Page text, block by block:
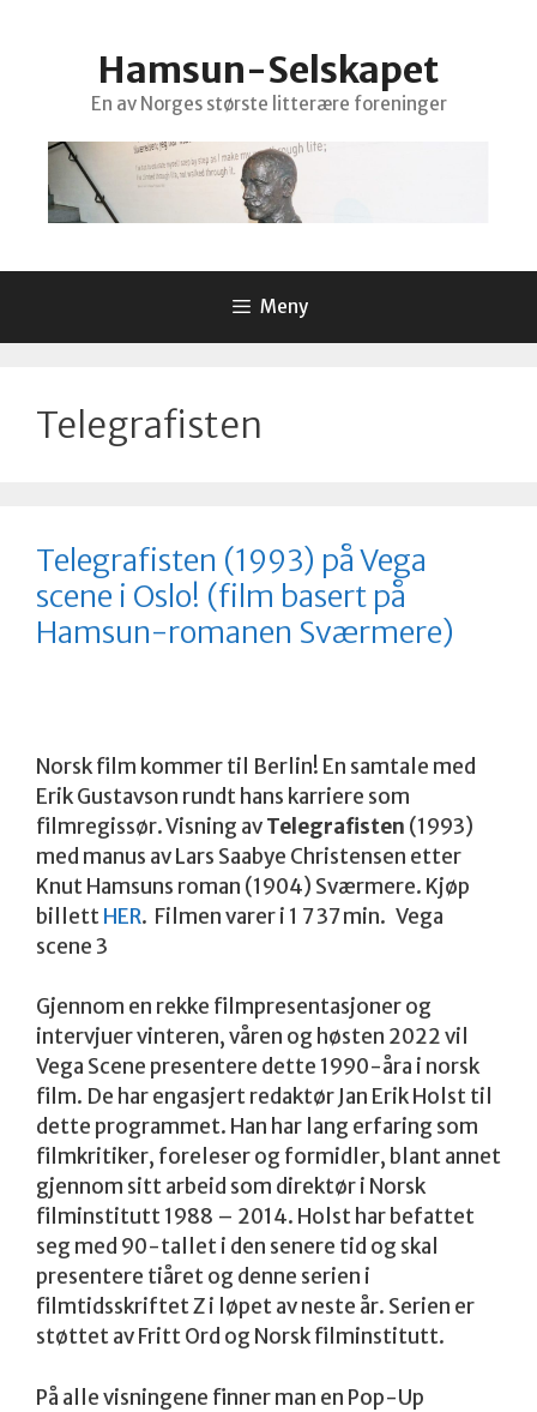
Hamsun-Selskapet
En av Norges største litterære foreninger
Meny
Telegrafisten
Telegrafisten (1993) på Vega
scene i Oslo! (film basert på
Hamsun-romanen Sværmere)
Norsk film kommer til Berlin! En samtale med
Erik Gustavson rundt hans karriere som
filmregissør. Visning avTelegrafisten (1993)
med manus av Lars Saabye Christensen etter
Knut Hamsuns roman (1904) Sværmere. Kjøp
billettHER. Filmen varer i 1 7 37 min. Vega
scene 3
Gjennom en rekke filmpresentasjoner og
intervjuer vinteren, våren og høsten 2022 vil
Vega Scene presentere dette 1990-åra i norsk
film. De har engasjert redaktør Jan Erik Holst til
dette programmet. Han har lang erfaring som
filmkritiker, foreleser og formidler, blant annet
gjennom sitt arbeid som direktør i Norsk
filminstitutt 1988 – 2014. Holst har befattet
seg med 90-tallet i den senere tid og skal
presentere tiåret og denne serien i
filmtidsskriftet Z i løpet av neste år. Serien er
støttet av Fritt Ord og Norsk filminstitutt.
På alle visningene finner man en Pop-Up